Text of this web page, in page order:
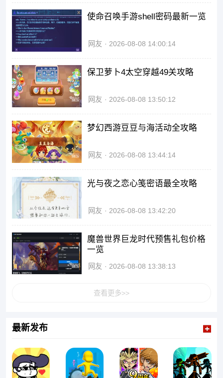
使命召唤手游shell密码最新一览
网友 2026-08-08 14:00:14
保卫萝卜4太空穿越49关攻略
网友 2026-08-08 13:50:12
梦幻西游豆豆与海活动全攻略
网友 2026-08-08 13:44:14
光与夜之恋心笺密语最全攻略
网友 2026-08-08 13:42:20
魔兽世界巨龙时代预售礼包价格
一览
网友 2026-08-08 13:38:13
查看更多>>
最新发布